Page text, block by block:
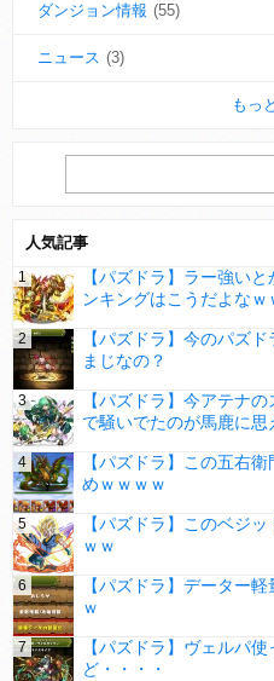
ダンジョン情報 (55)
ニュース (3)
もっ
人気記事
【パズドラ】ラー強い
ンキングはこうだよなｗ
【パズドラ】今のパズ
まじなの？
【パズドラ】今アテナ
で騒いでたのが馬鹿に
【パズドラ】この五右
めｗｗｗｗ
【パズドラ】このベジ
ｗｗ
【パズドラ】データー
ｗ
【パズドラ】ヴェルパ
ど・・・・